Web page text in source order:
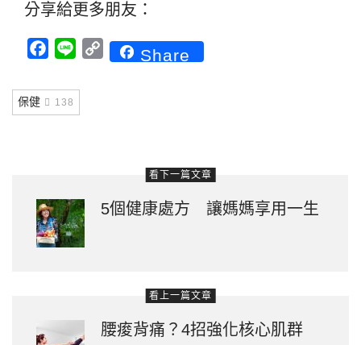
分享給更多朋友：
Facebook
Line CopyShare
保健 138
看下一篇文章
5個健康處方 讓媽媽享用一生
看上一篇文章
腰痠背痛？4招強化核心肌群